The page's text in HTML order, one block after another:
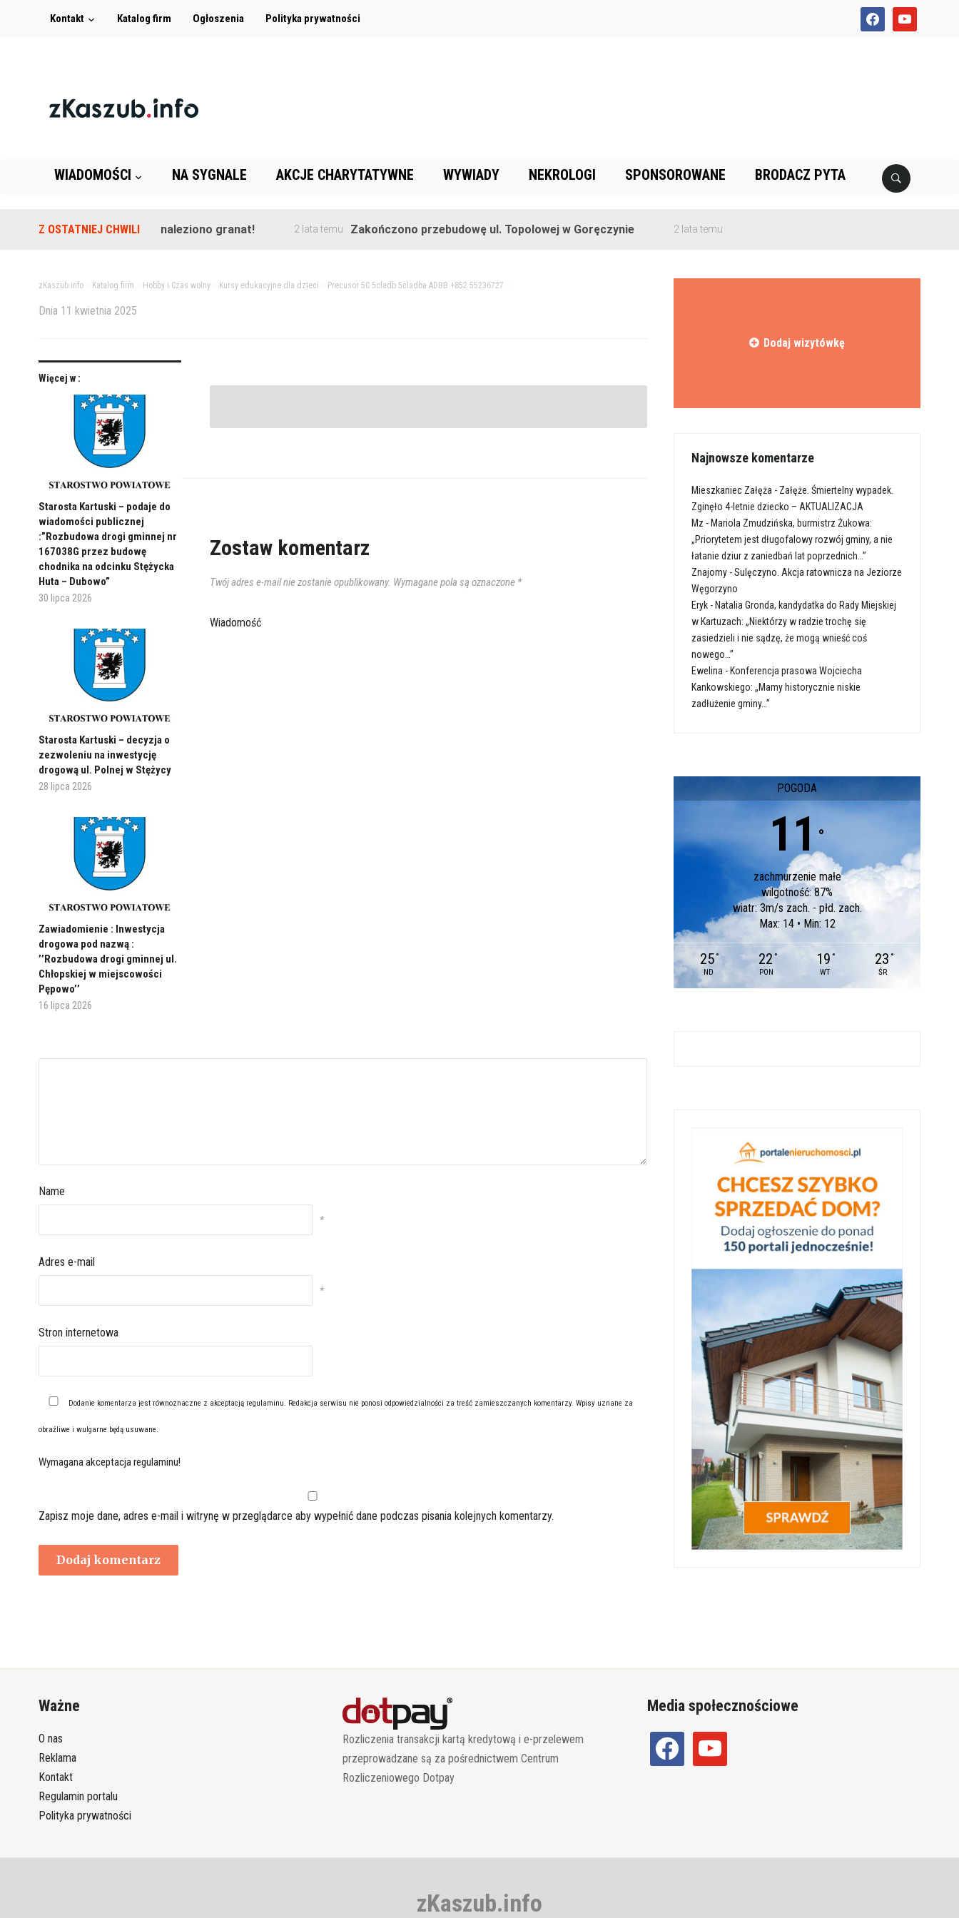
facebookyoutube
Kontakt Katalog firm Ogłoszenia Polityka prywatności
WIADOMOŚCI NA SYGNALE AKCJE CHARYTATYWNE WYWIADY NEKROLOGI SPONSOROWANE BRODACZ PYTA
Z OSTATNIEJ CHWILI
szkoły w Leźnie znaleziono granat! 2 lata temu Zakończono przebudowę ul. Topolowej w Goręczynie 2 lata temu
zKaszub.info> Katalog firm Hobby i Czas wolny> Kursy edukacyjne dla dzieci Precusor 5C 5cladb 5cladba ADBB +852 55236727
Dnia 11 kwietnia 2025
Więcej w :
Starosta Kartuski – podaje do
wiadomości publicznej
:”Rozbudowa drogi gminnej nr
167038G przez budowę
chodnika na odcinku Stężycka
Huta – Dubowo”
30 lipca 2026
Starosta Kartuski – decyzja o
zezwoleniu na inwestycję
drogową ul. Polnej w Stężycy
28 lipca 2026
Zawiadomienie : Inwestycja
drogowa pod nazwą :
’’Rozbudowa drogi gminnej ul.
Chłopskiej w miejscowości
Pępowo’’
16 lipca 2026
Zostaw komentarz
Twój adres e-mail nie zostanie opublikowany. Wymagane pola są oznaczone *
Wiadomość
Name
*
Adres e-mail
*
Stron internetowa
Dodanie komentarza jest równoznaczne z akceptacją regulaminu. Redakcja serwisu nie ponosi odpowiedzialności za treść zamieszczanych komentarzy. Wpisy uznane za
obraźliwe i wulgarne będą usuwane.
Wymagana akceptacja regulaminu!
Zapisz moje dane, adres e-mail i witrynę w przeglądarce aby wypełnić dane podczas pisania kolejnych komentarzy.
Dodaj wizytówkę
Najnowsze komentarze
Mieszkaniec Załęża - Załęże. Śmiertelny wypadek.
Zginęło 4-letnie dziecko – AKTUALIZACJA
Mz - Mariola Zmudzińska, burmistrz Żukowa:
„Priorytetem jest długofalowy rozwój gminy, a nie
łatanie dziur z zaniedbań lat poprzednich…”
Znajomy -Sulęczyno. Akcja ratownicza na Jeziorze
Węgorzyno
Eryk - Natalia Gronda, kandydatka do Rady Miejskiej
w Kartuzach: „Niektórzy w radzie trochę się
zasiedzieli i nie sądzę, że mogą wnieść coś
nowego…”
Ewelina - Konferencja prasowa Wojciecha
Kankowskiego: „Mamy historycznie niskie
zadłużenie gminy…”
POGODA
11 °
zachmurzenie małe
wilgotność: 87%
wiatr: 3m/s zach. - płd. zach.
Max: 14 • Min: 12
25 °
ND
22 °
PON
19 °
WT
23 °
ŚR
Ważne
O nas
Reklama
Kontakt
Regulamin portalu
Polityka prywatności
Rozliczenia transakcji kartą kredytową i e-przelewem
przeprowadzane są za pośrednictwem Centrum
Rozliczeniowego Dotpay
Media społecznościowe
facebook youtube
zKaszub.info